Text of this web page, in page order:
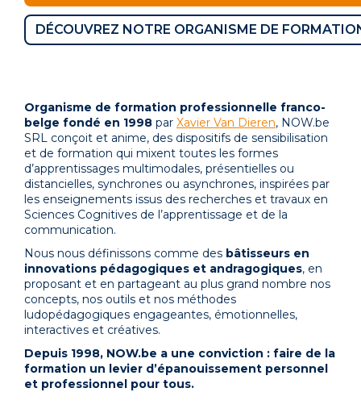
DÉCOUVREZ NOTRE ORGANISME DE
Organisme de formation professionnelle franco-
belge fondé en 1998 par Xavier Van Dieren, NOW.be
SRL conçoit et anime, des dispositifs de sensibilisation
et de formation qui mixent toutes les formes
d’apprentissages multimodales, présentielles ou
distancielles, synchrones ou asynchrones, inspirées par
les enseignements issus des recherches et travaux en
Sciences Cognitives de l’apprentissage et de la
communication.
Nous nous définissons comme des bâtisseurs en
innovations pédagogiques et andragogiques, en
proposant et en partageant au plus grand nombre nos
concepts, nos outils et nos méthodes
ludopédagogiques engageantes, émotionnelles,
interactives et créatives.
Depuis 1998, NOW.be a une conviction : faire de la
formation un levier d’épanouissement personnel
et professionnel pour tous.